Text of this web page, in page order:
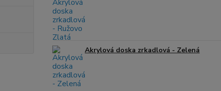
Akrylová doska zrkadlová - Zelená